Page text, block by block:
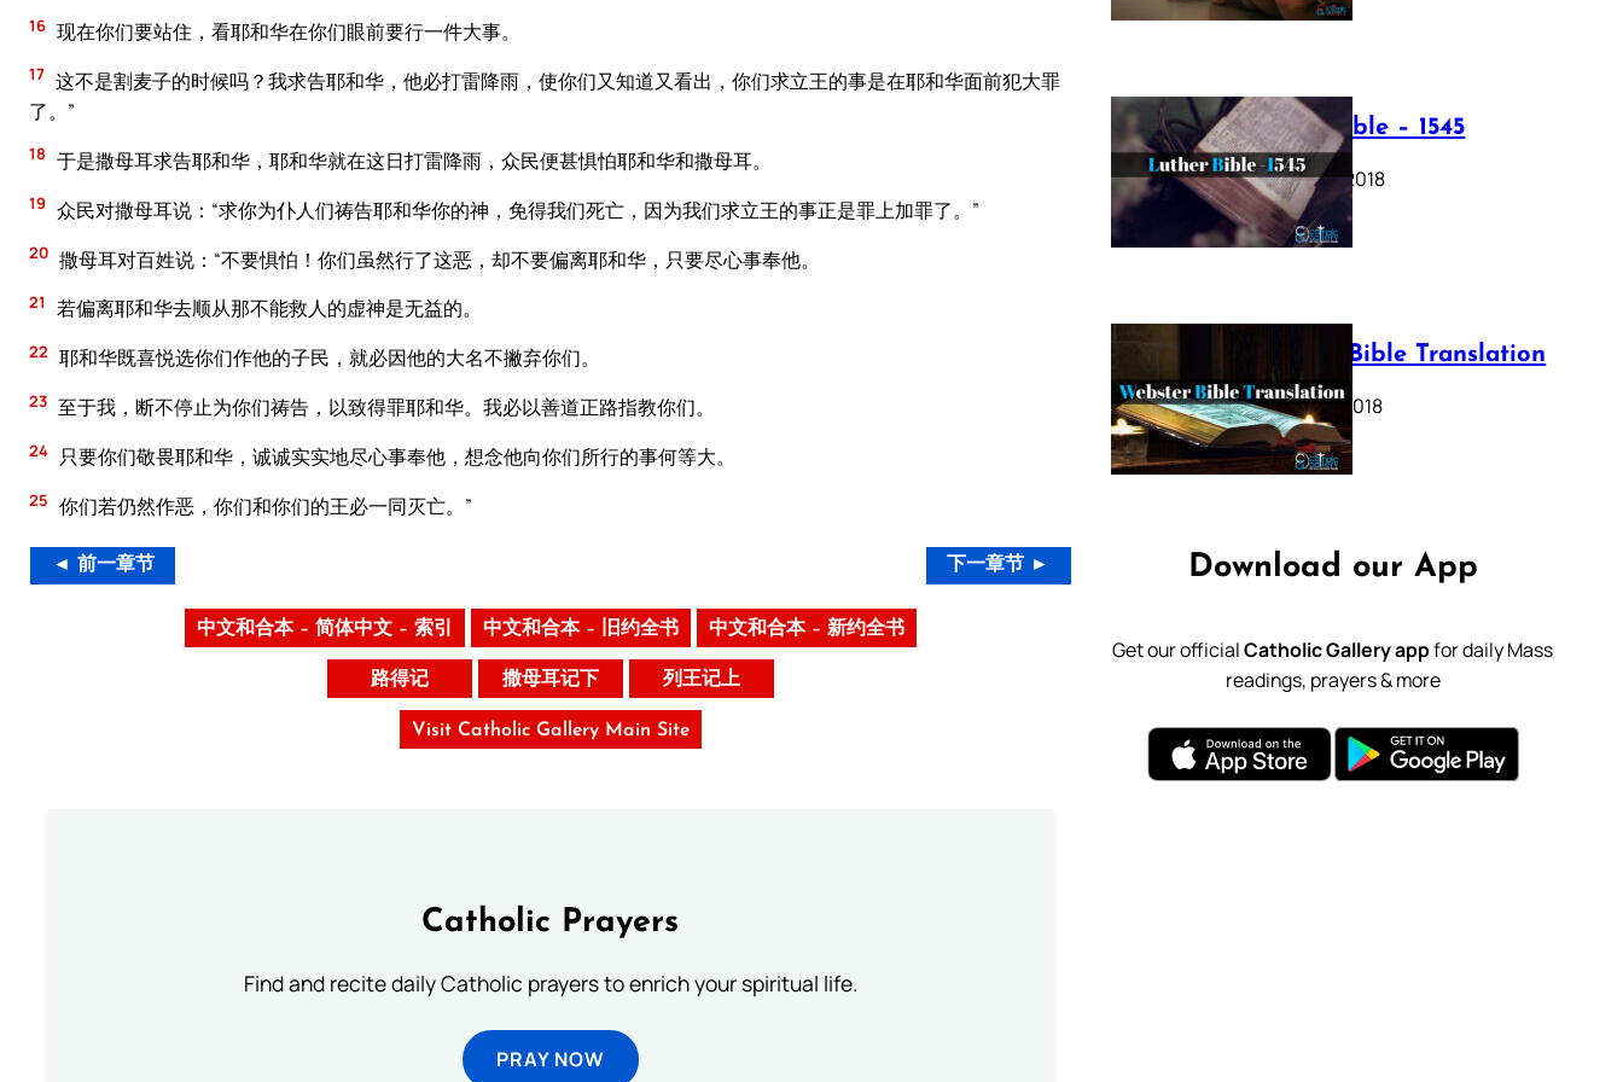
16 现在你们要站住，看耶和华在你们眼前要行一件大事。
17 这不是割麦子的时候吗？我求告耶和华，他必打雷降雨，使你们又知道又看出，你们求立王的事是在耶和华面前犯大罪
了。”
18 于是撒母耳求告耶和华，耶和华就在这日打雷降雨，众民便甚惧怕耶和华和撒母耳。
19 众民对撒母耳说：“求你为仆人们祷告耶和华你的神，免得我们死亡，因为我们求立王的事正是罪上加罪了。”
20 撒母耳对百姓说：“不要惧怕！你们虽然行了这恶，却不要偏离耶和华，只要尽心事奉他。
21 若偏离耶和华去顺从那不能救人的虚神是无益的。
22 耶和华既喜悦选你们作他的子民，就必因他的大名不撇弃你们。
23 至于我，断不停止为你们祷告，以致得罪耶和华。我必以善道正路指教你们。
24 只要你们敬畏耶和华，诚诚实实地尽心事奉他，想念他向你们所行的事何等大。
25 你们若仍然作恶，你们和你们的王必一同灭亡。”
◄ 前一章节 下一章节 ►
中文和合本 – 简体中文 – 索引 中文和合本 – 旧约全书 中文和合本 – 新约全书
路得记 撒母耳记下 列王记上
Visit Catholic Gallery Main Site
Catholic Prayers
Find and recite daily Catholic prayers to enrich your spiritual life.
PRAY NOW
Luther Bible – 1545
October 17, 2018
Webster Bible Translation
October 11, 2018
Download our App
Get our officialCatholic Gallery appfor daily Mass
readings, prayers & more